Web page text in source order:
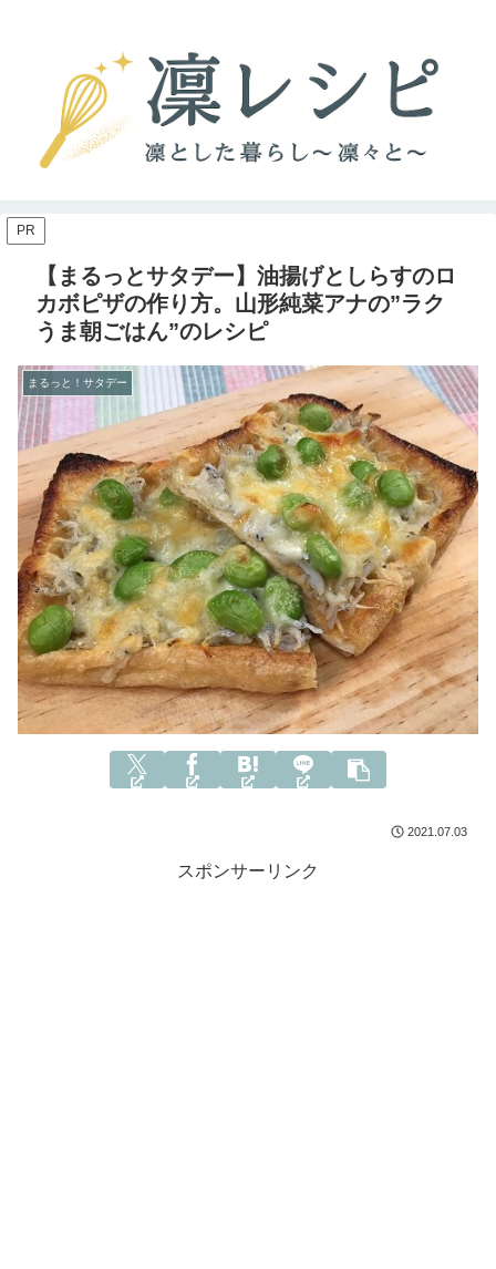
PR
【まるっとサタデー】油揚げとしらすのロ
カボピザの作り方。山形純菜アナの”ラク
うま朝ごはん”のレシピ
まるっと！サタデー
2021.07.03
スポンサーリンク